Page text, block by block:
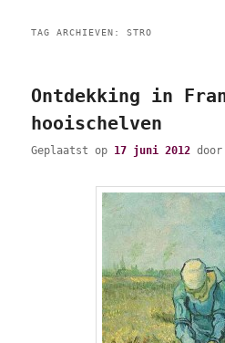
TAG ARCHIEVEN:STRO
Ontdekking in
hooischelven
Geplaatst op 17 juni 2012